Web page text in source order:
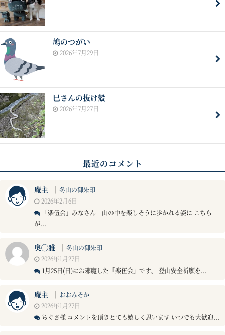
鳩のつがい
2026年7月29日
巳さんの抜け殻
2026年7月27日
最近のコメント
庵主 ｜ 冬山の御朱印
2026年2月6日
「楽伍会」みなさん 山の中を楽しそうに歩かれる姿に こちら
が...
奥◯雅 ｜ 冬山の御朱印
2026年1月27日
1月25日(日)にお邪魔した「楽伍会」です。 登山安全祈願を...
庵主 ｜ おおみそか
2026年1月27日
ちぐさ様 コメントを頂きとても嬉しく思います いつでも大歓迎...